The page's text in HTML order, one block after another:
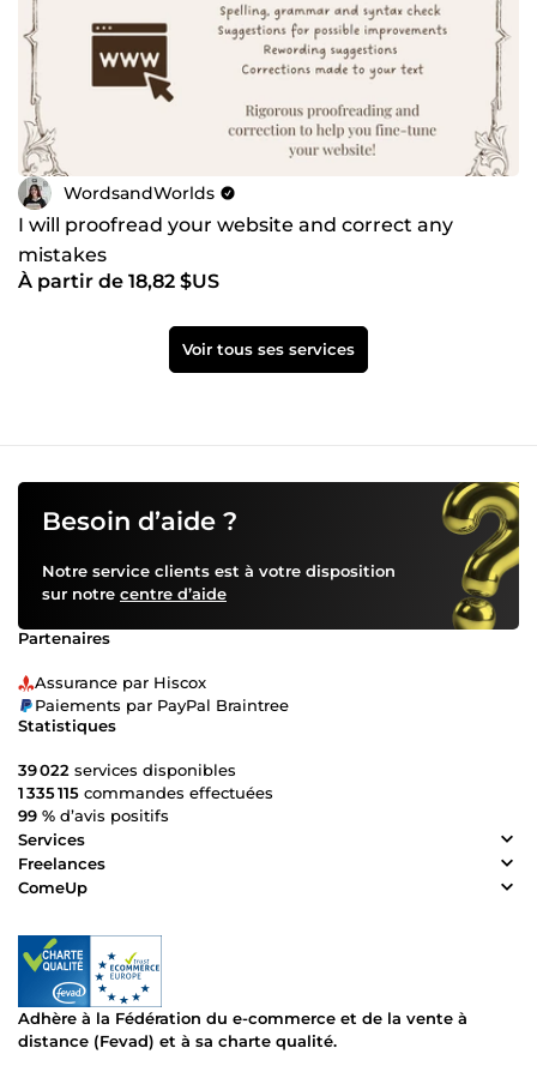
WordsandWorlds
I will proofread your website and correct any
mistakes
À partir de 18,82 $US
Voir tous ses services
Besoin d’aide ?
Notre service clients est à votre disposition
sur notre centre d’aide
Partenaires
Assurance par Hiscox
Paiements par PayPal Braintree
Statistiques
39 022 services disponibles
1 335 115 commandes effectuées
99 % d’avis positifs
Services
Freelances
ComeUp
Adhère à la Fédération du e-commerce et de la vente à
distance (Fevad) et à sa charte qualité.